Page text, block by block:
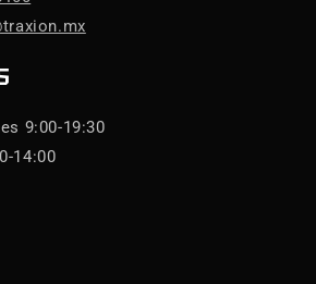
9:00-19:30
14:00